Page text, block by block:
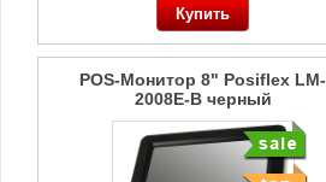
POS-Монитор 8" Posiflex LM-
2008Е-B черный